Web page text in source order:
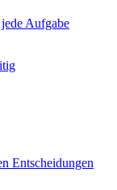
Aufgabe
Entscheidungen